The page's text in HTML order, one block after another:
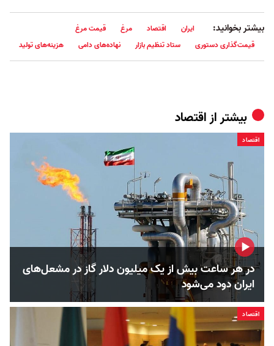
بیشتر بخوانید: ایران اقتصاد مرغ
قیمت مرغ
قیمت‌گذاری دستوری
ستاد تنظیم بازار نهاده‌های دامی هزینه‌های تولید
بیشتر ازاقتصاد
اقتصاد
در هر ساعت بیش از یک میلیون دلار گاز در مشعل‌های
ایران دود می‌شود
اقتصاد